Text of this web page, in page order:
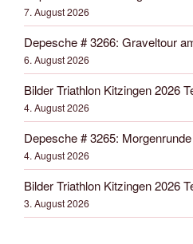
7. August 2026
Depesche # 3266: Graveltour
6. August 2026
Bilder Triathlon Kitzingen 2026
4. August 2026
Depesche # 3265:
4. August 2026
Bilder Triathlon Kitzingen 2026
3. August 2026